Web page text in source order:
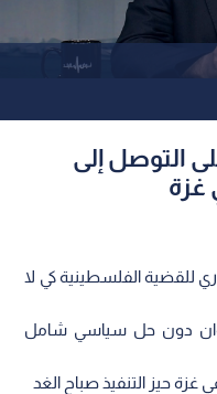
التوصل إلى
غزة
للقضية الفلسطينية كي لا
دون حل سياسي شامل
حيز التنفيذ صباح الغد